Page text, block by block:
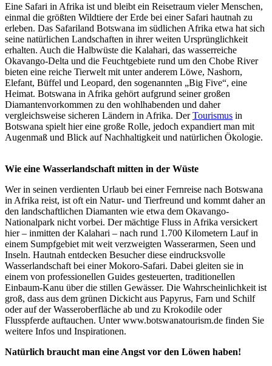
Eine Safari in Afrika ist und bleibt ein Reisetraum vieler Menschen,
einmal die größten Wildtiere der Erde bei einer Safari hautnah zu
erleben. Das Safariland Botswana im südlichen Afrika etwa hat sich
seine natürlichen Landschaften in ihrer weiten Ursprünglichkeit
erhalten. Auch die Halbwüste die Kalahari, das wasserreiche
Okavango-Delta und die Feuchtgebiete rund um den Chobe River
bieten eine reiche Tierwelt mit unter anderem Löwe, Nashorn,
Elefant, Büffel und Leopard, den sogenannten „Big Five“, eine
Heimat. Botswana in Afrika gehört aufgrund seiner großen
Diamantenvorkommen zu den wohlhabenden und daher
vergleichsweise sicheren Ländern in Afrika. DerTourismus in
Botswana spielt hier eine große Rolle, jedoch expandiert man mit
Augenmaß und Blick auf Nachhaltigkeit und natürlichen Ökologie.
Wie eine Wasserlandschaft mitten in der Wüste
Wer in seinen verdienten Urlaub bei einer Fernreise nach Botswana
in Afrika reist, ist oft ein Natur- und Tierfreund und kommt daher an
den landschaftlichen Diamanten wie etwa dem Okavango-
Nationalpark nicht vorbei. Der mächtige Fluss in Afrika versickert
hier – inmitten der Kalahari – nach rund 1.700 Kilometern Lauf in
einem Sumpfgebiet mit weit verzweigten Wasserarmen, Seen und
Inseln. Hautnah entdecken Besucher diese eindrucksvolle
Wasserlandschaft bei einer Mokoro-Safari. Dabei gleiten sie in
einem von professionellen Guides gesteuerten, traditionellen
Einbaum-Kanu über die stillen Gewässer. Die Wahrscheinlichkeit ist
groß, dass aus dem grünen Dickicht aus Papyrus, Farn und Schilf
oder auf der Wasseroberfläche ab und zu Krokodile oder
Flusspferde auftauchen. Unter www.botswanatourism.de finden Sie
weitere Infos und Inspirationen.
Natürlich braucht man eine Angst vor den Löwen haben!